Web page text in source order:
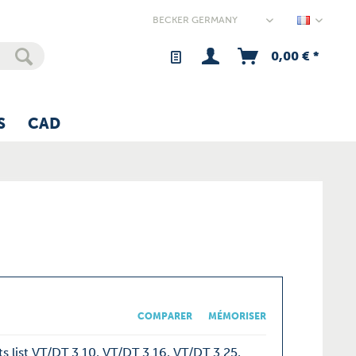
0,00 € *
CAD
COMPARER MÉMORISER
list VT/DT 3.10, VT/DT 3.16, VT/DT 3.25,